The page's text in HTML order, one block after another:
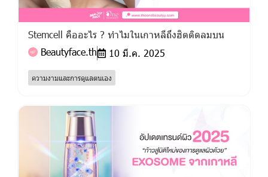
Stemcell คืออะไร ? ทำไมในเกาหลีถึงฮิตติดลมบน
Beautyface.th
10 มี.ค. 2025
ความงามและการดูแลตนเอง